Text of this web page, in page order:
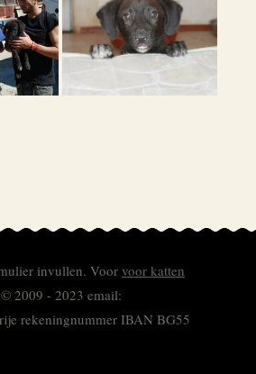
invullen. Voor voor katten
2009 - 2023 email:
rekeningnummer IBAN BG55